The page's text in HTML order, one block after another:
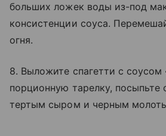
больших ложек воды из-под
консистенции соуса.
огня.
8. Выложите спагетти с соусом
порционную тарелку, посыпьте
тертым сыром и черным